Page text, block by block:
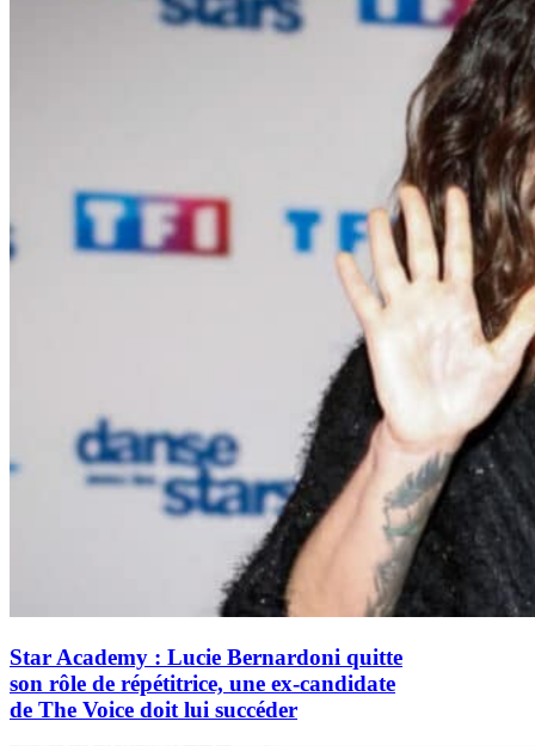
Star Academy : Lucie Bernardoni quitte
son rôle de répétitrice, une ex-candidate
de The Voice doit lui succéder